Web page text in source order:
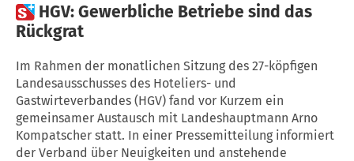
 HGV: Gewerbliche Betriebe sind das
Rückgrat
Im Rahmen der monatlichen Sitzung des 27-köpfigen
Landesausschusses des Hoteliers- und
Gastwirteverbandes (HGV) fand vor Kurzem ein
gemeinsamer Austausch mit Landeshauptmann Arno
Kompatscher statt. In einer Pressemitteilung informiert
der Verband über Neuigkeiten und anstehende